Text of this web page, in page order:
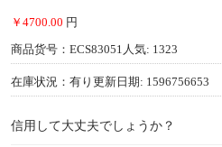
￥4700.00 円
商品货号：ECS83051 人気: 1323
在庫状況：有り 更新日期: 1596756653
信用して大丈夫でしょうか？